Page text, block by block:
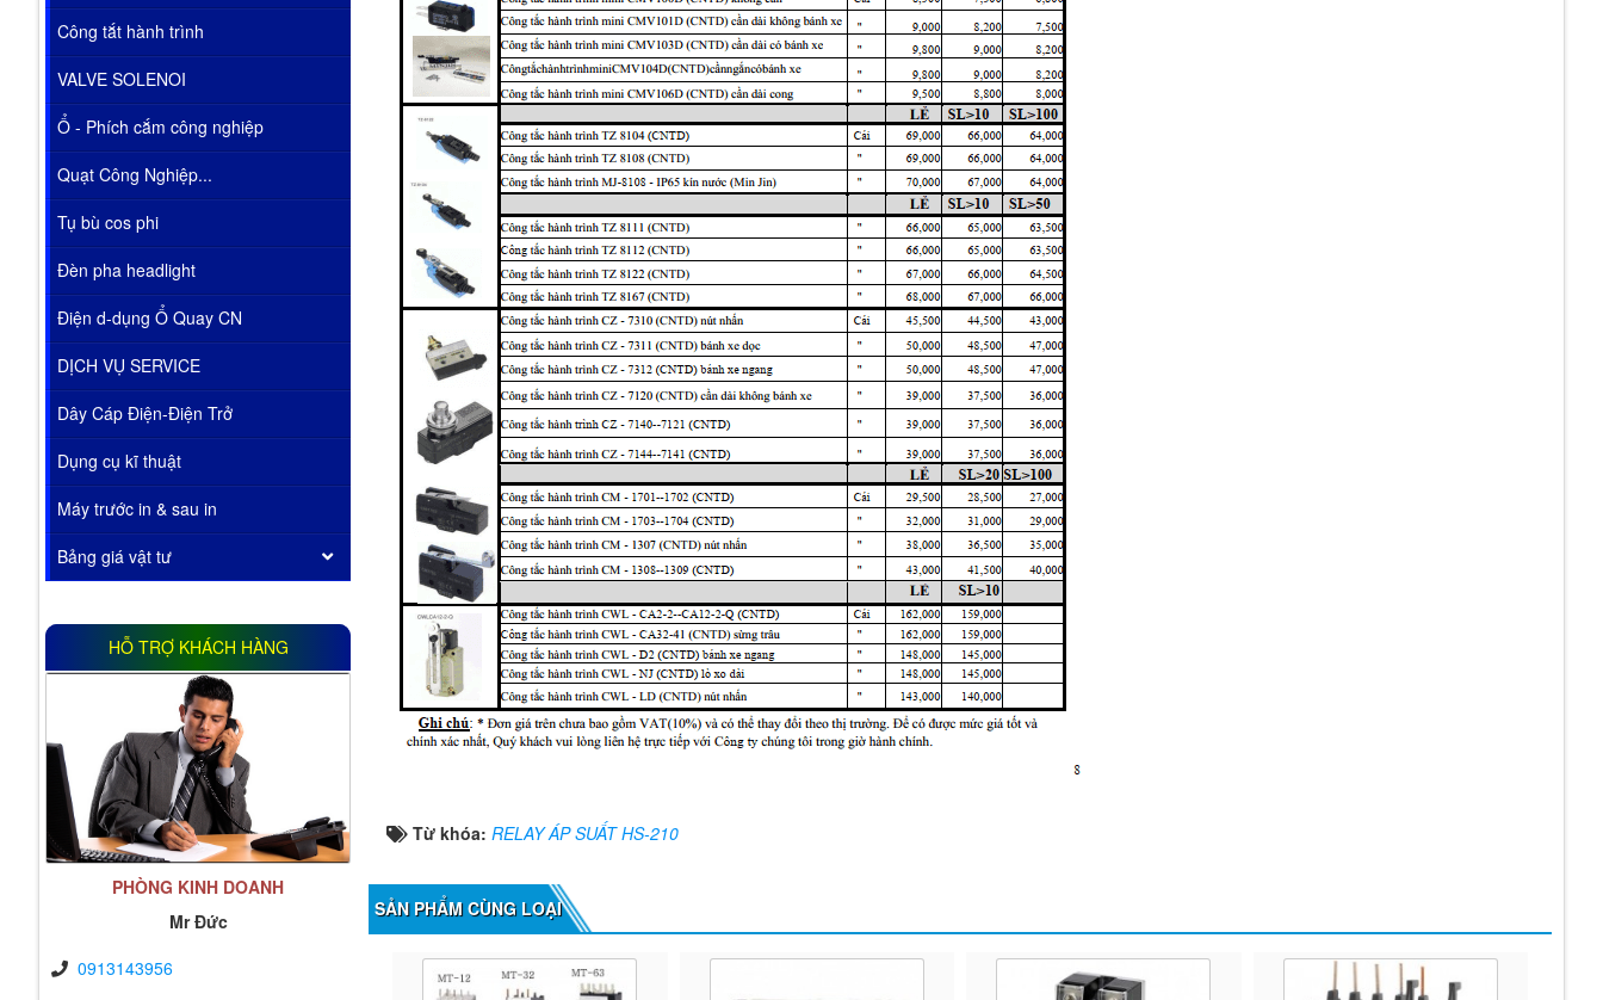
Từ khóa:RELAY ÁP SUẤT HS-210
SẢN PHẨM CÙNG LOẠI
Công tắt hành trình
VALVE SOLENOI
Ổ - Phích cắm công nghiệp
Quạt Công Nghiệp...
Tụ bù cos phi
Đèn pha headlight
Điện d-dụng Ổ Quay CN
DỊCH VỤ SERVICE
Dây Cáp Điện-Điện Trở
Dụng cụ kĩ thuật
Máy trước in & sau in
Bảng giá vật tư
HỖ TRỢ KHÁCH HÀNG
PHÒNG KINH DOANH
Mr Đức
0913143956